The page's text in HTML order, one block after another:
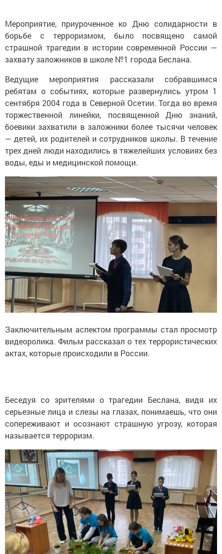
Мероприятие, приуроченное ко Дню солидарности в
борьбе с терроризмом, было посвящено самой
страшной трагедии в истории современной России —
захвату заложников в школе №1 города Беслана.
Ведущие мероприятия рассказали собравшимся
ребятам о событиях, которые развернулись утром 1
сентября 2004 года в Северной Осетии. Тогда во время
торжественной линейки, посвященной Дню знаний,
боевики захватили в заложники более тысячи человек
— детей, их родителей и сотрудников школы. В течение
трех дней люди находились в тяжелейших условиях без
воды, еды и медицинской помощи.
Заключительным аспектом программы стал просмотр
видеоролика. Фильм рассказал о тех террористических
актах, которые происходили в России.
Беседуя со зрителями о трагедии Беслана, видя их
серьезные лица и слезы на глазах, понимаешь, что они
сопереживают и осознают страшную угрозу, которая
называется терроризм.